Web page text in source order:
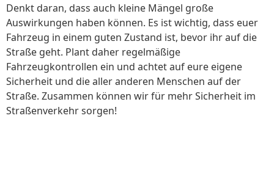
Denkt daran, dass auch kleine Mängel große
Auswirkungen haben können. Es ist wichtig, dass euer
Fahrzeug in einem guten Zustand ist, bevor ihr auf die
Straße geht. Plant daher regelmäßige
Fahrzeugkontrollen ein und achtet auf eure eigene
Sicherheit und die aller anderen Menschen auf der
Straße. Zusammen können wir für mehr Sicherheit im
Straßenverkehr sorgen!